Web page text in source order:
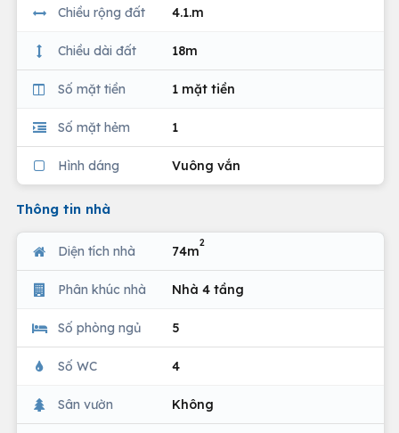
Chiều rộng đất 4.1.m
Chiều dài đất 18m
Số mặt tiền 1 mặt tiền
Số mặt hẻm 1
Hình dáng Vuông vắn
Thông tin nhà
Diện tích nhà 74m
2
Phân khúc nhà Nhà 4 tầng
Số phòng ngủ 5
Số WC 4
Sân vườn Không